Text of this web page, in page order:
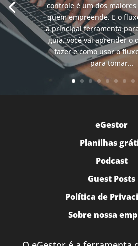
controle é um dos
quem empreende. E o
a principal ferramenta
guia, você vai aprender o
fazer e como usar o
para tomar...
eGestor
Planilhas
Podcast
Guest Posts
Política de
Sobre nossa